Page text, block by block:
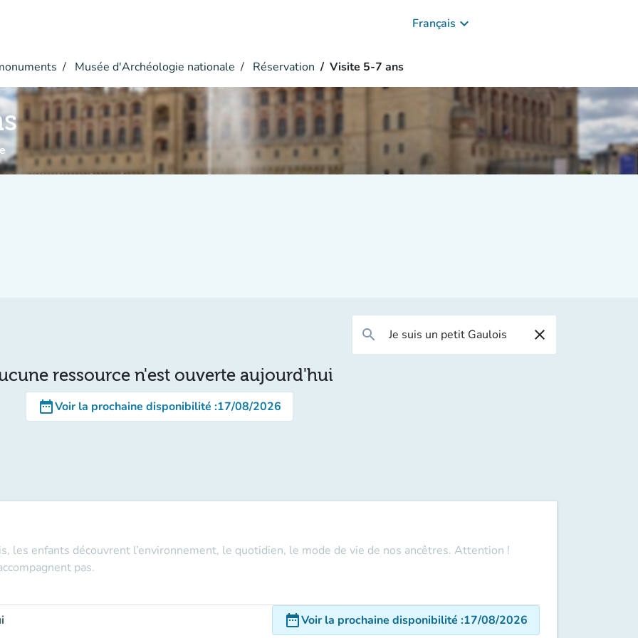
Français keyboard_arrow_down
Musée d'Archéologie nationale Réservation Visite 5-7 ans
search close
ressource n'est ouverte aujourd'hui
date_rangeVoir la prochaine disponibilité :17/08/2026
les enfants découvrent l’environnement, le quotidien, le mode de vie de nos ancêtres. Attention !
pas.
date_rangeVoir la prochaine disponibilité :17/08/2026